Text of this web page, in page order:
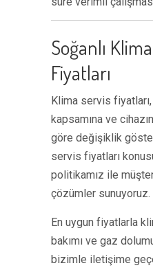
Soğanlı
Fiyatları
Klima servis
kapsamına ve
göre değişiklik
servis fiyatları
politikamız ile
çözümler sunuyoruz.
En uygun fiyatlarla
bakımı ve gaz
bizimle iletişime